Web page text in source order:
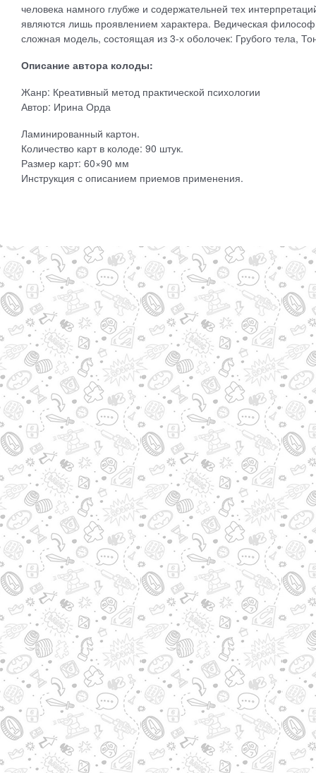
человека намного глубже и содержательней тех
являются лишь проявлением характера. Ведическая
сложная модель, состоящая из 3-х оболочек: Грубого тела,
Описание автора колоды:
Жанр: Креативный метод практической психологии
Автор: Ирина Орда
Ламинированный картон.
Количество карт в колоде: 90 штук.
Размер карт: 60×90 мм
Инструкция с описанием приемов применения.